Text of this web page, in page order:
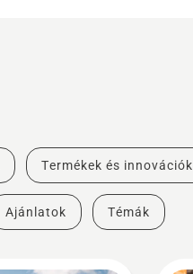
Termékek és innovációk
Ajánlatok Témák